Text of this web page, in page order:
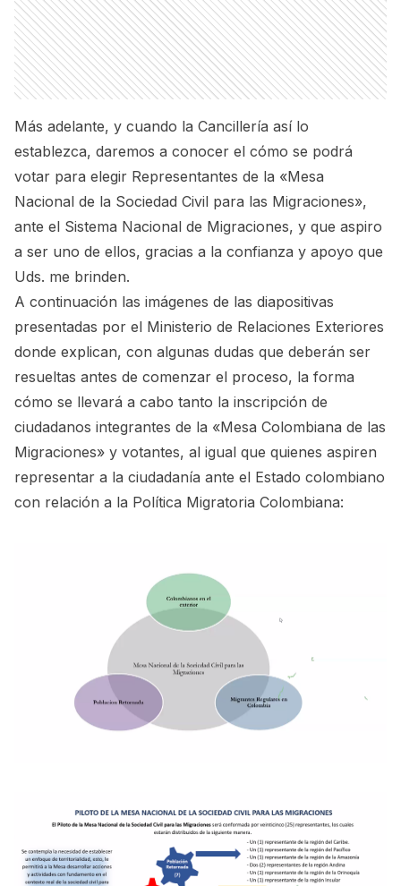
Más adelante, y cuando la Cancillería así lo
establezca, daremos a conocer el cómo se podrá
votar para elegir Representantes de la «Mesa
Nacional de la Sociedad Civil para las Migraciones»,
ante el Sistema Nacional de Migraciones, y que aspiro
a ser uno de ellos, gracias a la confianza y apoyo que
Uds. me brinden.
A continuación las imágenes de las diapositivas
presentadas por el Ministerio de Relaciones Exteriores
donde explican, con algunas dudas que deberán ser
resueltas antes de comenzar el proceso, la forma
cómo se llevará a cabo tanto la inscripción de
ciudadanos integrantes de la «Mesa Colombiana de las
Migraciones» y votantes, al igual que quienes aspiren
representar a la ciudadanía ante el Estado colombiano
con relación a la Política Migratoria Colombiana: